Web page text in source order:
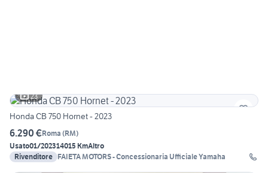
23
Honda CB 750 Hornet - 2023
6.290 €Roma (RM)
Usato01/202314015 KmAltro
Rivenditore FAIETA MOTORS - Concessionaria Ufficiale Yamaha